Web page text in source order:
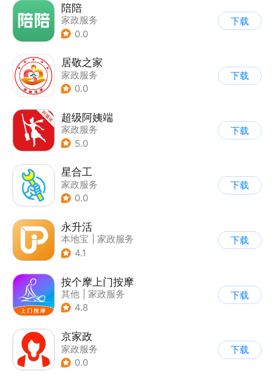
陪陪
家政服务
0.0
下载
居敬之家
家政服务
0.0
下载
超级阿姨端
家政服务
5.0
下载
星合工
家政服务
0.0
下载
永升活
本地宝
家政服务
4.1
下载
按个摩上门按摩
其他
家政服务
4.8
下载
京家政
家政服务
0.0
下载